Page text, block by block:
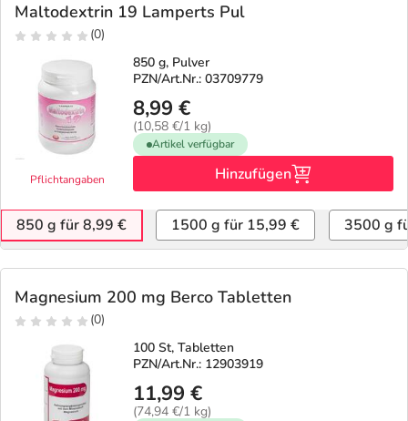
Maltodextrin 19 Lamperts Pul
(0)
Pflichtangaben
850 g, Pulver
PZN/Art.Nr.: 03709779
8,99 €
(10,58 €/1 kg)
Artikel verfügbar
Hinzufügen
850 g für 8,99 € 1500 g für 15,99 € 3500 g
Magnesium 200 mg Berco Tabletten
(0)
100 St, Tabletten
PZN/Art.Nr.: 12903919
11,99 €
(74,94 €/1 kg)